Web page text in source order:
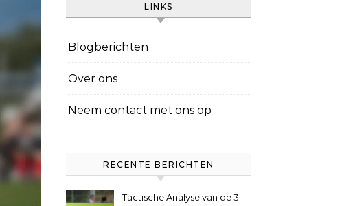
LINKS
Blogberichten
Over ons
Neem contact met ons op
RECENTE BERICHTEN
Tactische Analyse van de 3-